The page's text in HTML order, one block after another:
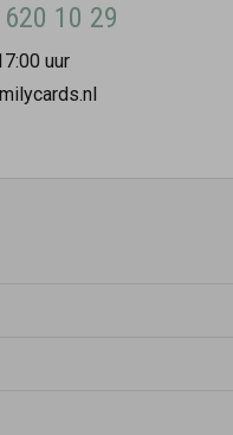
10 29
uur